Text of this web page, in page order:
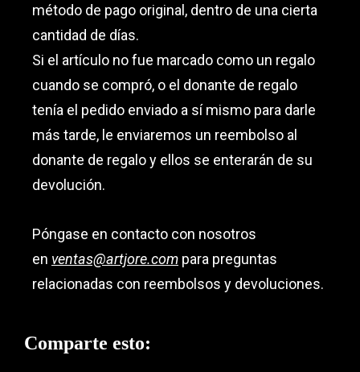
método de pago original, dentro de una cierta
cantidad de días.
Si el artículo no fue marcado como un regalo
cuando se compró, o el donante de regalo
tenía el pedido enviado a sí mismo para darle
más tarde, le enviaremos un reembolso al
donante de regalo y ellos se enterarán de su
devolución.
Póngase en contacto con nosotros
en ventas@artjore.com para preguntas
relacionadas con reembolsos y devoluciones.
Comparte esto: